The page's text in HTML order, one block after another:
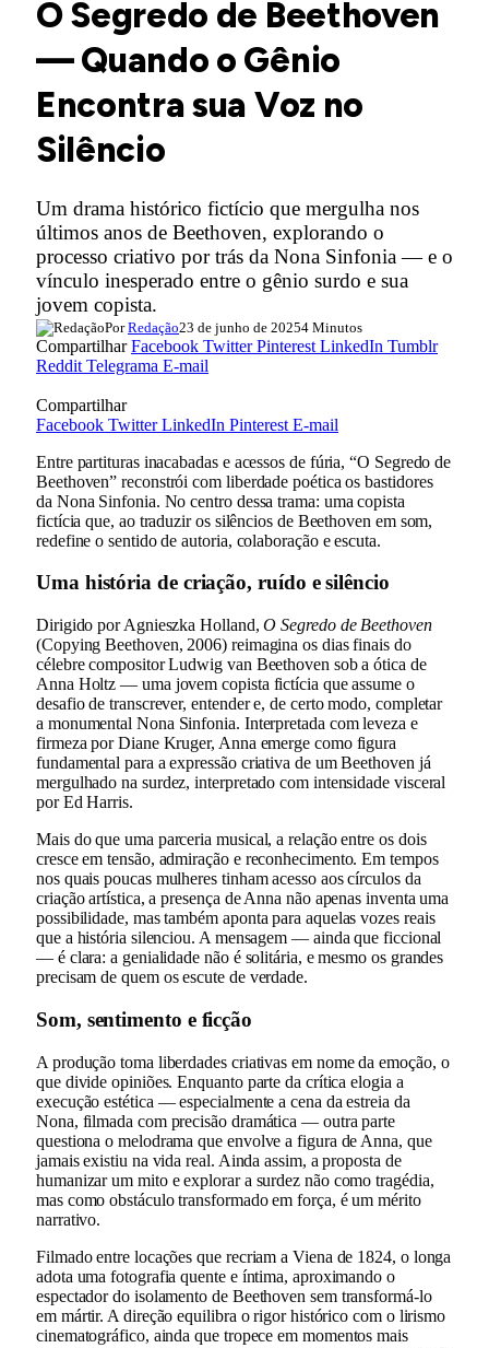
O Segredo de Beethoven
— Quando o Gênio
Encontra sua Voz no
Silêncio
Um drama histórico fictício que mergulha nos
últimos anos de Beethoven, explorando o
processo criativo por trás da Nona Sinfonia — e o
vínculo inesperado entre o gênio surdo e sua
jovem copista.
Por Redação23 de junho de 20254 Minutos
CompartilharFacebook Twitter Pinterest LinkedIn Tumblr
Reddit Telegrama E-mail
Compartilhar
Facebook Twitter LinkedIn Pinterest E-mail
Entre partituras inacabadas e acessos de fúria, “O Segredo de
Beethoven” reconstrói com liberdade poética os bastidores
da Nona Sinfonia. No centro dessa trama: uma copista
fictícia que, ao traduzir os silêncios de Beethoven em som,
redefine o sentido de autoria, colaboração e escuta.
Uma história de criação, ruído e silêncio
Dirigido por Agnieszka Holland,O Segredo de Beethoven
(Copying Beethoven, 2006) reimagina os dias finais do
célebre compositor Ludwig van Beethoven sob a ótica de
Anna Holtz — uma jovem copista fictícia que assume o
desafio de transcrever, entender e, de certo modo, completar
a monumental Nona Sinfonia. Interpretada com leveza e
firmeza por Diane Kruger, Anna emerge como figura
fundamental para a expressão criativa de um Beethoven já
mergulhado na surdez, interpretado com intensidade visceral
por Ed Harris.
Mais do que uma parceria musical, a relação entre os dois
cresce em tensão, admiração e reconhecimento. Em tempos
nos quais poucas mulheres tinham acesso aos círculos da
criação artística, a presença de Anna não apenas inventa uma
possibilidade, mas também aponta para aquelas vozes reais
que a história silenciou. A mensagem — ainda que ficcional
— é clara: a genialidade não é solitária, e mesmo os grandes
precisam de quem os escute de verdade.
Som, sentimento e ficção
A produção toma liberdades criativas em nome da emoção, o
que divide opiniões. Enquanto parte da crítica elogia a
execução estética — especialmente a cena da estreia da
Nona, filmada com precisão dramática — outra parte
questiona o melodrama que envolve a figura de Anna, que
jamais existiu na vida real. Ainda assim, a proposta de
humanizar um mito e explorar a surdez não como tragédia,
mas como obstáculo transformado em força, é um mérito
narrativo.
Filmado entre locações que recriam a Viena de 1824, o longa
adota uma fotografia quente e íntima, aproximando o
espectador do isolamento de Beethoven sem transformá-lo
em mártir. A direção equilibra o rigor histórico com o lirismo
cinematográfico, ainda que tropece em momentos mais